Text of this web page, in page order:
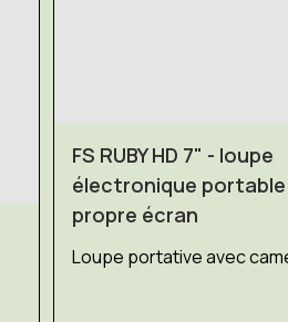
FS RUBY HD 7" - loupe
électronique
propre écran
Loupe portative avec